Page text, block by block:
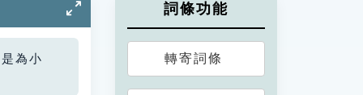
為小
詞條功能
轉寄詞條